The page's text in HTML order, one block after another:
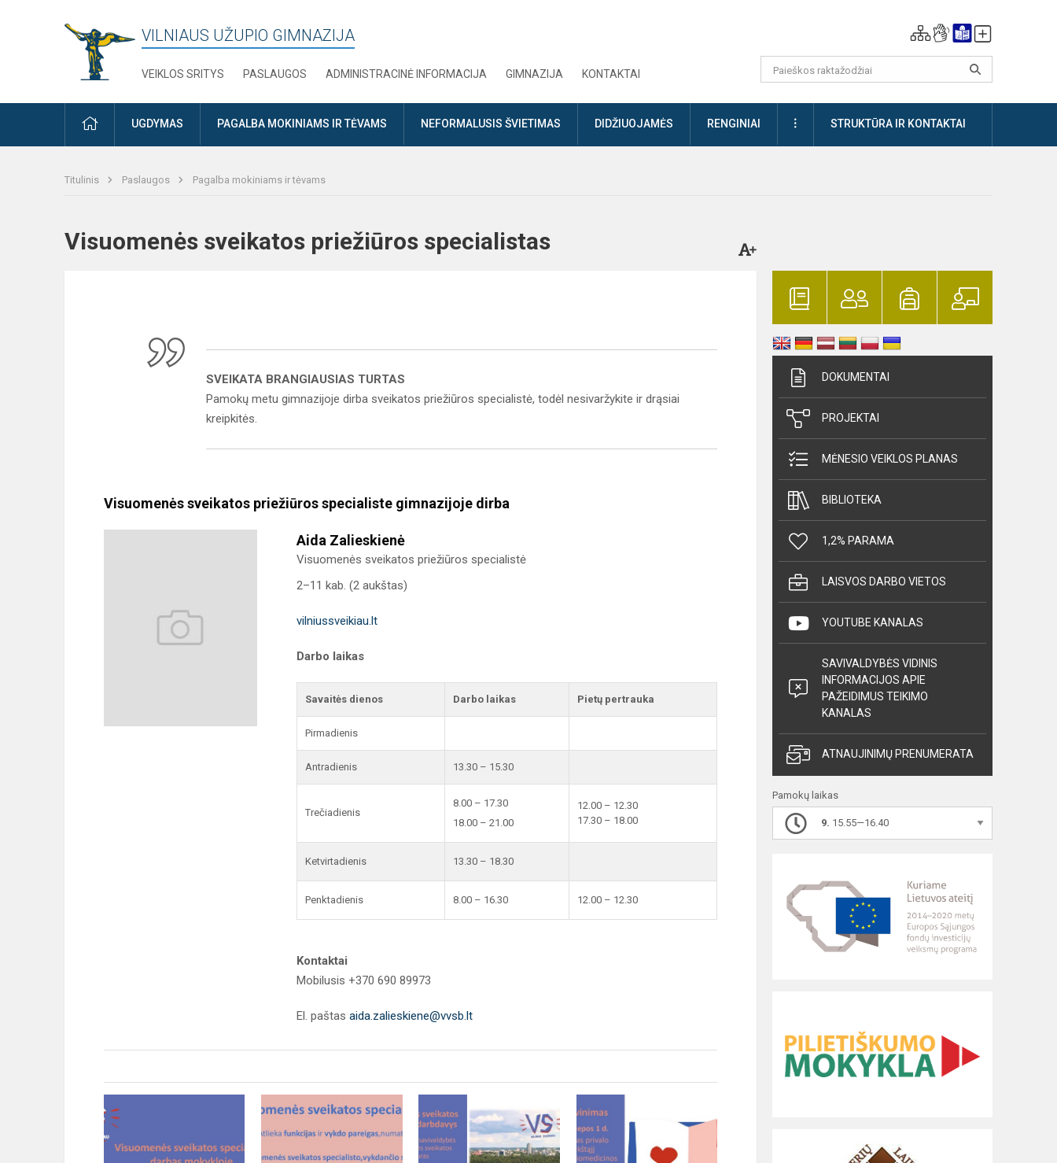
VILNIAUS UŽUPIO GIMNAZIJA
VEIKLOS SRITYS PASLAUGOS ADMINISTRACINĖ INFORMACIJA GIMNAZIJA KONTAKTAI
PRADŽIAUGDYMAS PAGALBA MOKINIAMS IR TĖVAMS NEFORMALUSIS ŠVIETIMAS DIDŽIUOJAMĖS RENGINIAI DAUGIAUSTRUKTŪRA IR KONTAKTAI
Titulinis Paslaugos Pagalba mokiniams ir tėvams
Visuomenės sveikatos priežiūros specialistas
SVEIKATA BRANGIAUSIAS TURTAS
Pamokų metu gimnazijoje dirba sveikatos priežiūros specialistė, todėl nesivaržykite ir drąsiai
kreipkitės.
Visuomenės sveikatos priežiūros specialiste gimnazijoje dirba
Aida Zalieskienė
Visuomenės sveikatos priežiūros specialistė
2–11 kab. (2 aukštas)
vilniussveikiau.lt
Darbo laikas
Savaitės dienos Darbo laikas Pietų pertrauka
Pirmadienis
Antradienis 13.30 – 15.30
Trečiadienis
8.00 – 17.30
18.00 – 21.00
12.00 – 12.30
17.30 – 18.00
Ketvirtadienis 13.30 – 18.30
Penktadienis 8.00 – 16.30 12.00 – 12.30
Kontaktai
Mobilusis +370 690 89973
El. paštas aida.zalieskiene@vvsb.lt
DOKUMENTAI
PROJEKTAI
MĖNESIO VEIKLOS PLANAS
BIBLIOTEKA
1,2% PARAMA
LAISVOS DARBO VIETOS
YOUTUBE KANALAS
SAVIVALDYBĖS VIDINIS
INFORMACIJOS APIE
PAŽEIDIMUS TEIKIMO
KANALAS
ATNAUJINIMŲ PRENUMERATA
Pamokų laikas
9. 15.55—16.40